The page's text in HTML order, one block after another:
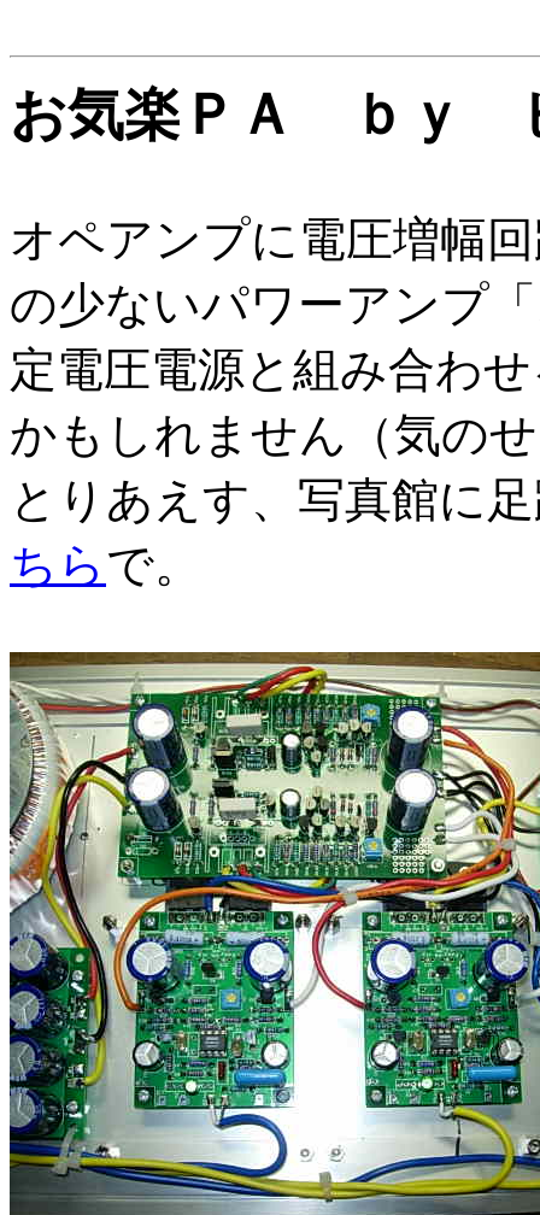
お気楽ＰＡ ｂ
オペアンプに電圧増幅
の少ないパワーアンプ
定電圧電源と組み合わ
かもしれません（気の
とりあえす、写真館に
ちら で。